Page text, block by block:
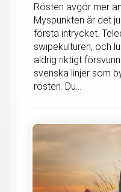
Rösten avgör mer
Myspunkten är det
första intrycket.
swipekulturen, och
aldrig riktigt
svenska linjer som
rösten. Du...